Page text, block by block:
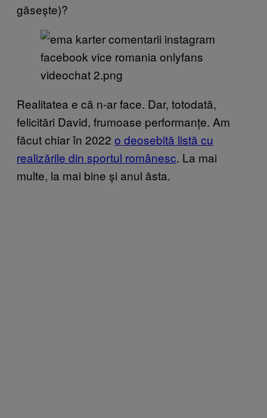
găsește)?
Realitatea e că n-ar face. Dar, totodată,
felicitări David, frumoase performanțe. Am
făcut chiar în 2022 o deosebită listă cu
realizările din sportul românesc. La mai
multe, la mai bine și anul ăsta.